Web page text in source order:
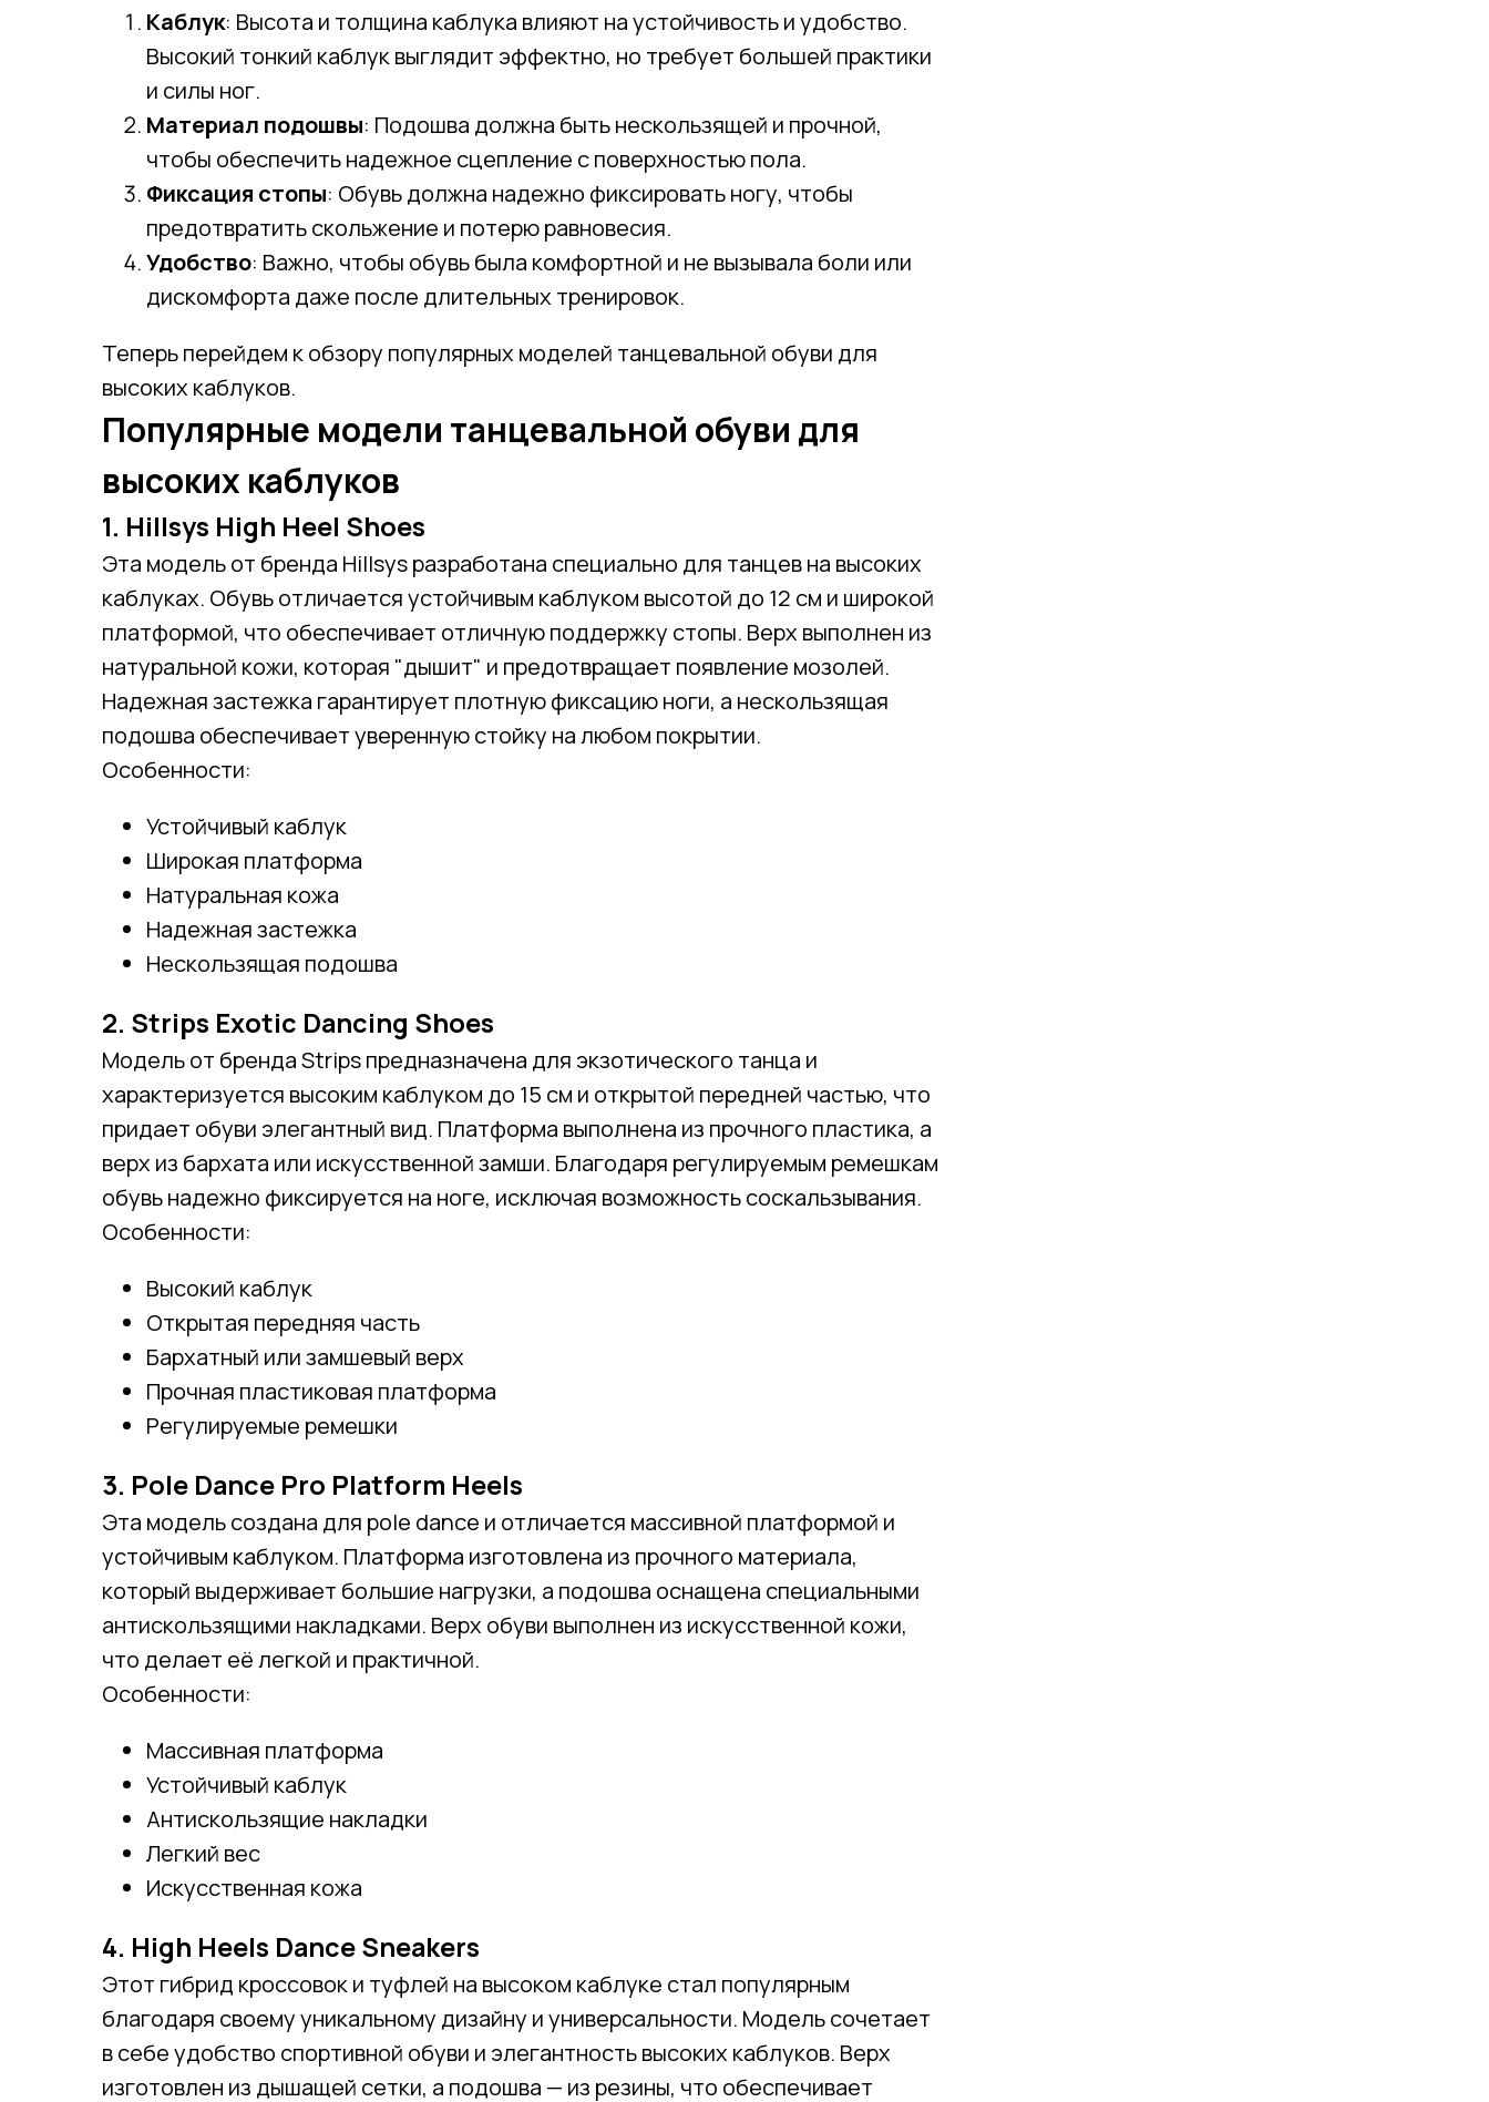
Привет! Дарим тебе -10% на первую покупку!
Подпишись на нашу рассылку
...и узнавай об акциях первой!
Имя
Телефон
Каблук: Высота и толщина каблука влияют на устойчивость и удобство.
Высокий тонкий каблук выглядит эффектно, но требует большей практики
и силы ног.
Материал подошвы: Подошва должна быть нескользящей и прочной,
чтобы обеспечить надежное сцепление с поверхностью пола.
Фиксация стопы: Обувь должна надежно фиксировать ногу, чтобы
предотвратить скольжение и потерю равновесия.
Удобство: Важно, чтобы обувь была комфортной и не вызывала боли или
дискомфорта даже после длительных тренировок.
Теперь перейдем к обзору популярных моделей танцевальной обуви для
высоких каблуков.
Популярные модели танцевальной обуви для
высоких каблуков
1. Hillsys High Heel Shoes
Эта модель от бренда Hillsys разработана специально для танцев на высоких
каблуках. Обувь отличается устойчивым каблуком высотой до 12 см и широкой
платформой, что обеспечивает отличную поддержку стопы. Верх выполнен из
натуральной кожи, которая "дышит" и предотвращает появление мозолей.
Надежная застежка гарантирует плотную фиксацию ноги, а нескользящая
подошва обеспечивает уверенную стойку на любом покрытии.
Особенности:
Устойчивый каблук
Широкая платформа
Натуральная кожа
Надежная застежка
Нескользящая подошва
2. Strips Exotic Dancing Shoes
Модель от бренда Strips предназначена для экзотического танца и
характеризуется высоким каблуком до 15 см и открытой передней частью, что
придает обуви элегантный вид. Платформа выполнена из прочного пластика, а
верх из бархата или искусственной замши. Благодаря регулируемым ремешкам
обувь надежно фиксируется на ноге, исключая возможность соскальзывания.
Особенности:
Высокий каблук
Открытая передняя часть
Бархатный или замшевый верх
Прочная пластиковая платформа
Регулируемые ремешки
3. Pole Dance Pro Platform Heels
Эта модель создана для pole dance и отличается массивной платформой и
устойчивым каблуком. Платформа изготовлена из прочного материала,
который выдерживает большие нагрузки, а подошва оснащена специальными
антискользящими накладками. Верх обуви выполнен из искусственной кожи,
что делает её легкой и практичной.
Особенности:
Массивная платформа
Устойчивый каблук
Антискользящие накладки
Легкий вес
Искусственная кожа
4. High Heels Dance Sneakers
Этот гибрид кроссовок и туфлей на высоком каблуке стал популярным
благодаря своему уникальному дизайну и универсальности. Модель сочетает
в себе удобство спортивной обуви и элегантность высоких каблуков. Верх
изготовлен из дышащей сетки, а подошва — из резины, что обеспечивает